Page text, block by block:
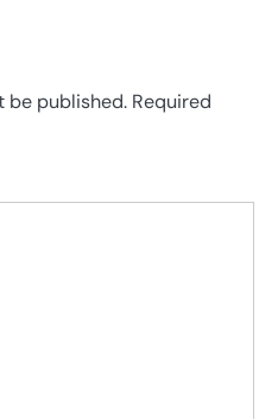
be published. Required